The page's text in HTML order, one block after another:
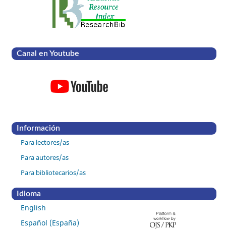
Canal en Youtube
Información
Para lectores/as
Para autores/as
Para bibliotecarios/as
Idioma
English
Español (España)